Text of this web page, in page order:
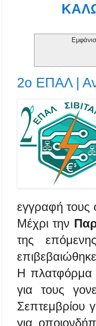
2ο ΕΠΑΛ |
εγγραφή τους
Μέχρι την
της
Η πλατφόρμα
για τους
Σεπτεμβρίου
για